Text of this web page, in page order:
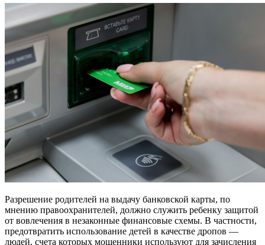
Разрешение родителей на выдачу банковской карты, по
мнению правоохранителей, должно служить ребенку защитой
от вовлечения в незаконные финансовые схемы. В частности,
предотвратить использование детей в качестве дропов —
людей, счета которых мошенники используют для зачисления